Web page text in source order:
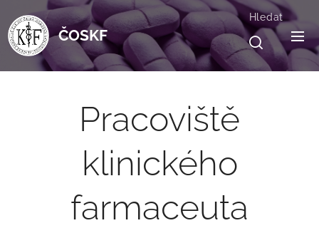
ČOSKF
Hledat
Pracoviště
klinického
farmaceuta